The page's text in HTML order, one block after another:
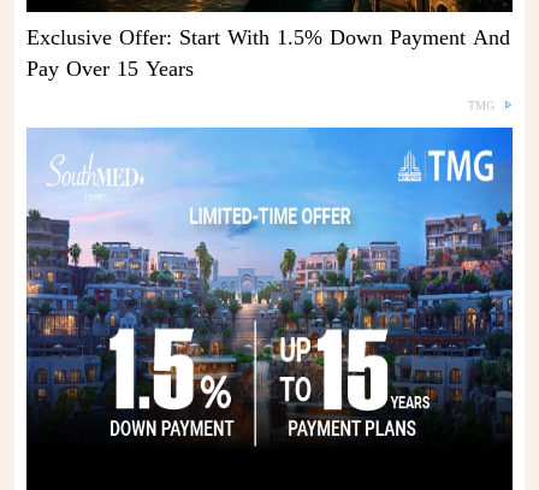
Exclusive Offer: Start With 1.5% Down Payment And
Pay Over 15 Years
TMG